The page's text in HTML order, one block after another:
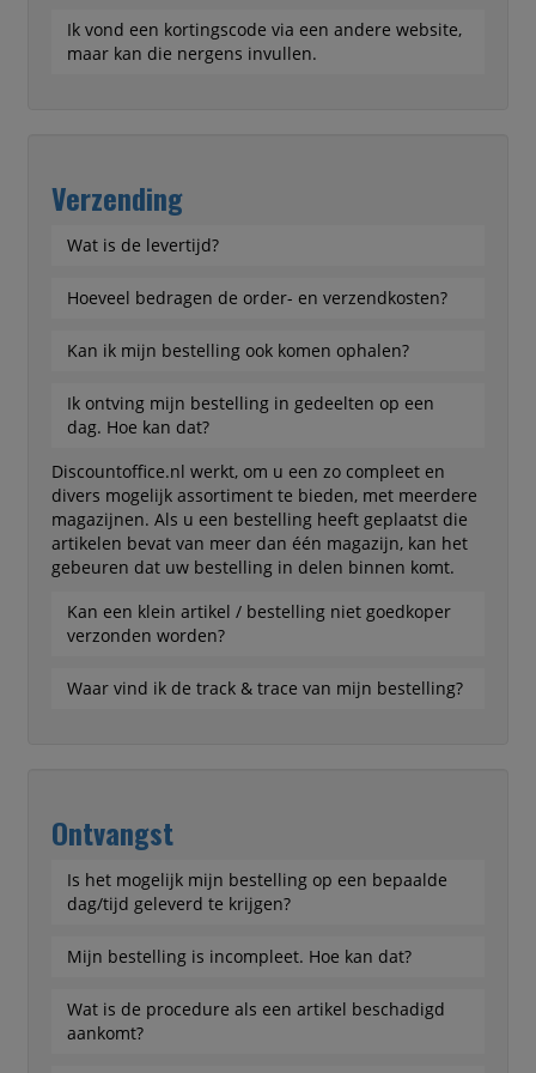
Ik vond een kortingscode via een andere website,
maar kan die nergens invullen.
Verzending
Wat is de levertijd?
Hoeveel bedragen de order- en verzendkosten?
Kan ik mijn bestelling ook komen ophalen?
Ik ontving mijn bestelling in gedeelten op een
dag. Hoe kan dat?
Discountoffice.nl werkt, om u een zo compleet en
divers mogelijk assortiment te bieden, met meerdere
magazijnen. Als u een bestelling heeft geplaatst die
artikelen bevat van meer dan één magazijn, kan het
gebeuren dat uw bestelling in delen binnen komt.
Kan een klein artikel / bestelling niet goedkoper
verzonden worden?
Waar vind ik de track & trace van mijn bestelling?
Ontvangst
Is het mogelijk mijn bestelling op een bepaalde
dag/tijd geleverd te krijgen?
Mijn bestelling is incompleet. Hoe kan dat?
Wat is de procedure als een artikel beschadigd
aankomt?